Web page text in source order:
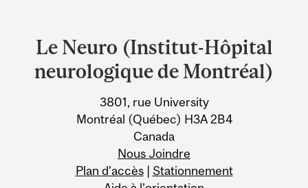
and
University
Information
Le Neuro (Institut-Hôpital
neurologique de Montréal)
3801, rue University
Montréal (Québec) H3A 2B4
Canada
Nous Joindre
Plan d’accès| Stationnement